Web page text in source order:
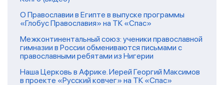
О Православии в Египте в выпуске программы
«Глобус Православия» на ТК «Спас»
Межконтинентальный союз: ученики православной
гимназии в России обмениваются письмами с
православными ребятами из Нигерии
Наша Церковь в Африке. Иерей Георгий Максимов
в проекте «Русский ковчег» на ТК «Спас»